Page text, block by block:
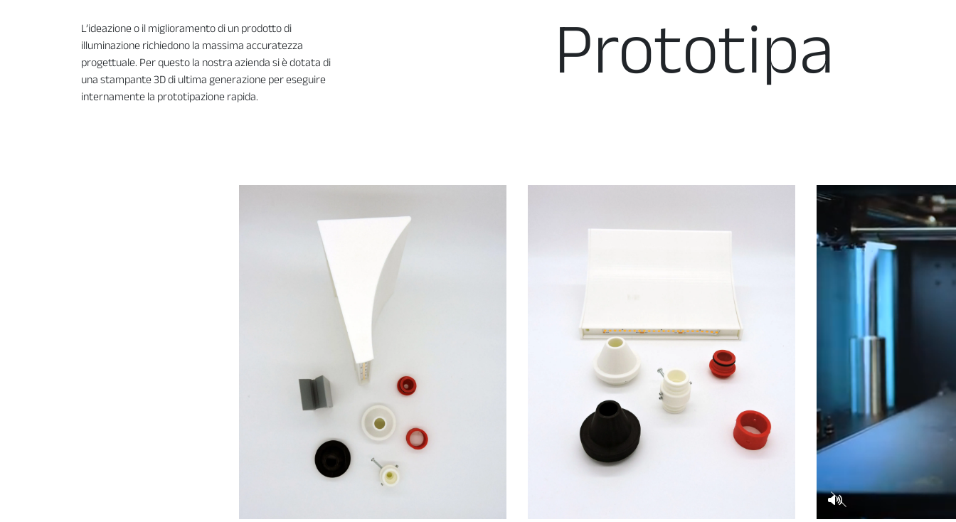
L’ideazione o il miglioramento di un prodotto di
illuminazione richiedono la massima accuratezza
progettuale. Per questo la nostra azienda si è dotata di
una stampante 3D di ultima generazione per eseguire
internamente la prototipazione rapida.
Prototipa